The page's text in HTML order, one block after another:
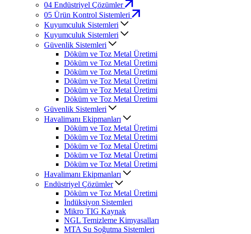
04 Endüstriyel Çözümler
05 Ürün Kontrol Sistemleri
Kuyumculuk Sistemleri
Kuyumculuk Sistemleri
Güvenlik Sistemleri
Döküm ve Toz Metal Üretimi
Döküm ve Toz Metal Üretimi
Döküm ve Toz Metal Üretimi
Döküm ve Toz Metal Üretimi
Döküm ve Toz Metal Üretimi
Döküm ve Toz Metal Üretimi
Güvenlik Sistemleri
Havalimanı Ekipmanları
Döküm ve Toz Metal Üretimi
Döküm ve Toz Metal Üretimi
Döküm ve Toz Metal Üretimi
Döküm ve Toz Metal Üretimi
Döküm ve Toz Metal Üretimi
Havalimanı Ekipmanları
Endüstriyel Çözümler
Döküm ve Toz Metal Üretimi
İndüksiyon Sistemleri
Mikro TIG Kaynak
NGL Temizleme Kimyasalları
MTA Su Soğutma Sistemleri